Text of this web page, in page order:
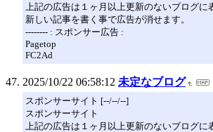
上記の広告は１ヶ月以上更新のないブログに
新しい記事を書く事で広告が消せます。
-------- : スポンサー広告 :
Pagetop
FC2Ad
2025/10/22 06:58:12 未定なブログ
スポンサーサイト [--/--/--]
スポンサーサイト
上記の広告は１ヶ月以上更新のないブログに